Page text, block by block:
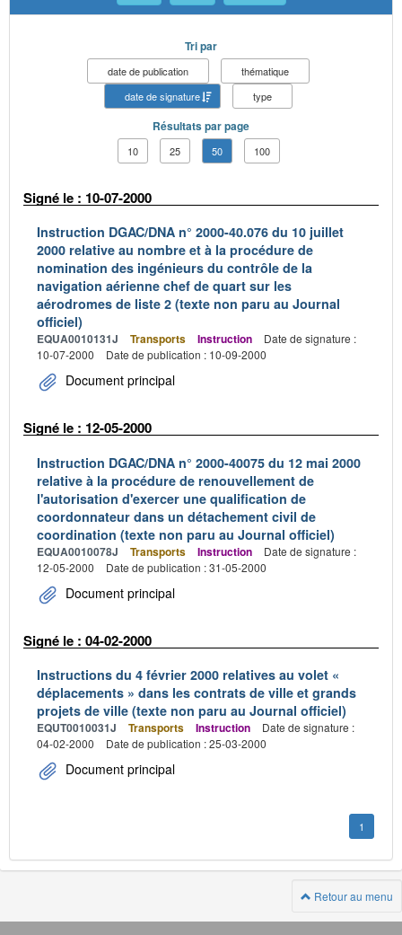
Tri par
date de publication
thématique
date de signature
type
Résultats par page
10 25 50 100
Signé le : 10-07-2000
Instruction DGAC/DNA n° 2000-40.076 du 10 juillet
2000 relative au nombre et à la procédure de
nomination des ingénieurs du contrôle de la
navigation aérienne chef de quart sur les
aérodromes de liste 2 (texte non paru au Journal
officiel)
EQUA0010131J Transports Instruction
Date de signature :
10-07-2000
Date de publication : 10-09-2000
Document principal
Signé le : 12-05-2000
Instruction DGAC/DNA n° 2000-40075 du 12 mai 2000
relative à la procédure de renouvellement de
l'autorisation d'exercer une qualification de
coordonnateur dans un détachement civil de
coordination (texte non paru au Journal officiel)
EQUA0010078J Transports Instruction
Date de signature :
12-05-2000
Date de publication : 31-05-2000
Document principal
Signé le : 04-02-2000
Instructions du 4 février 2000 relatives au volet «
déplacements » dans les contrats de ville et grands
projets de ville (texte non paru au Journal officiel)
EQUT0010031J Transports Instruction
Date de signature :
04-02-2000
Date de publication : 25-03-2000
Document principal
1
Retour au menu
Navigation